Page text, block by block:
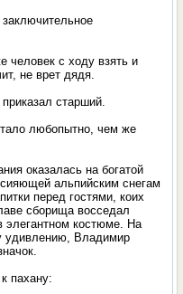
человек с ходу взять и
не врет дядя.
старший.
любопытно, чем же
оказалась на богатой
альпийским снегам
перед гостями, коих
сборища восседал
элегантном костюме. На
удивлению, Владимир
пахану: